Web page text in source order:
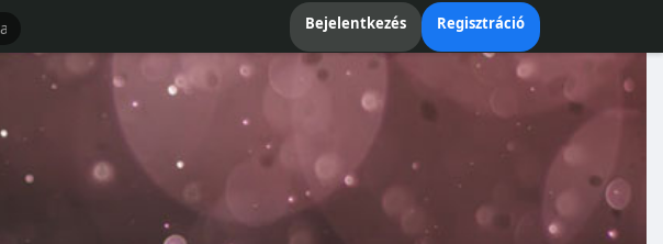
Bejelentkezés Regisztráció